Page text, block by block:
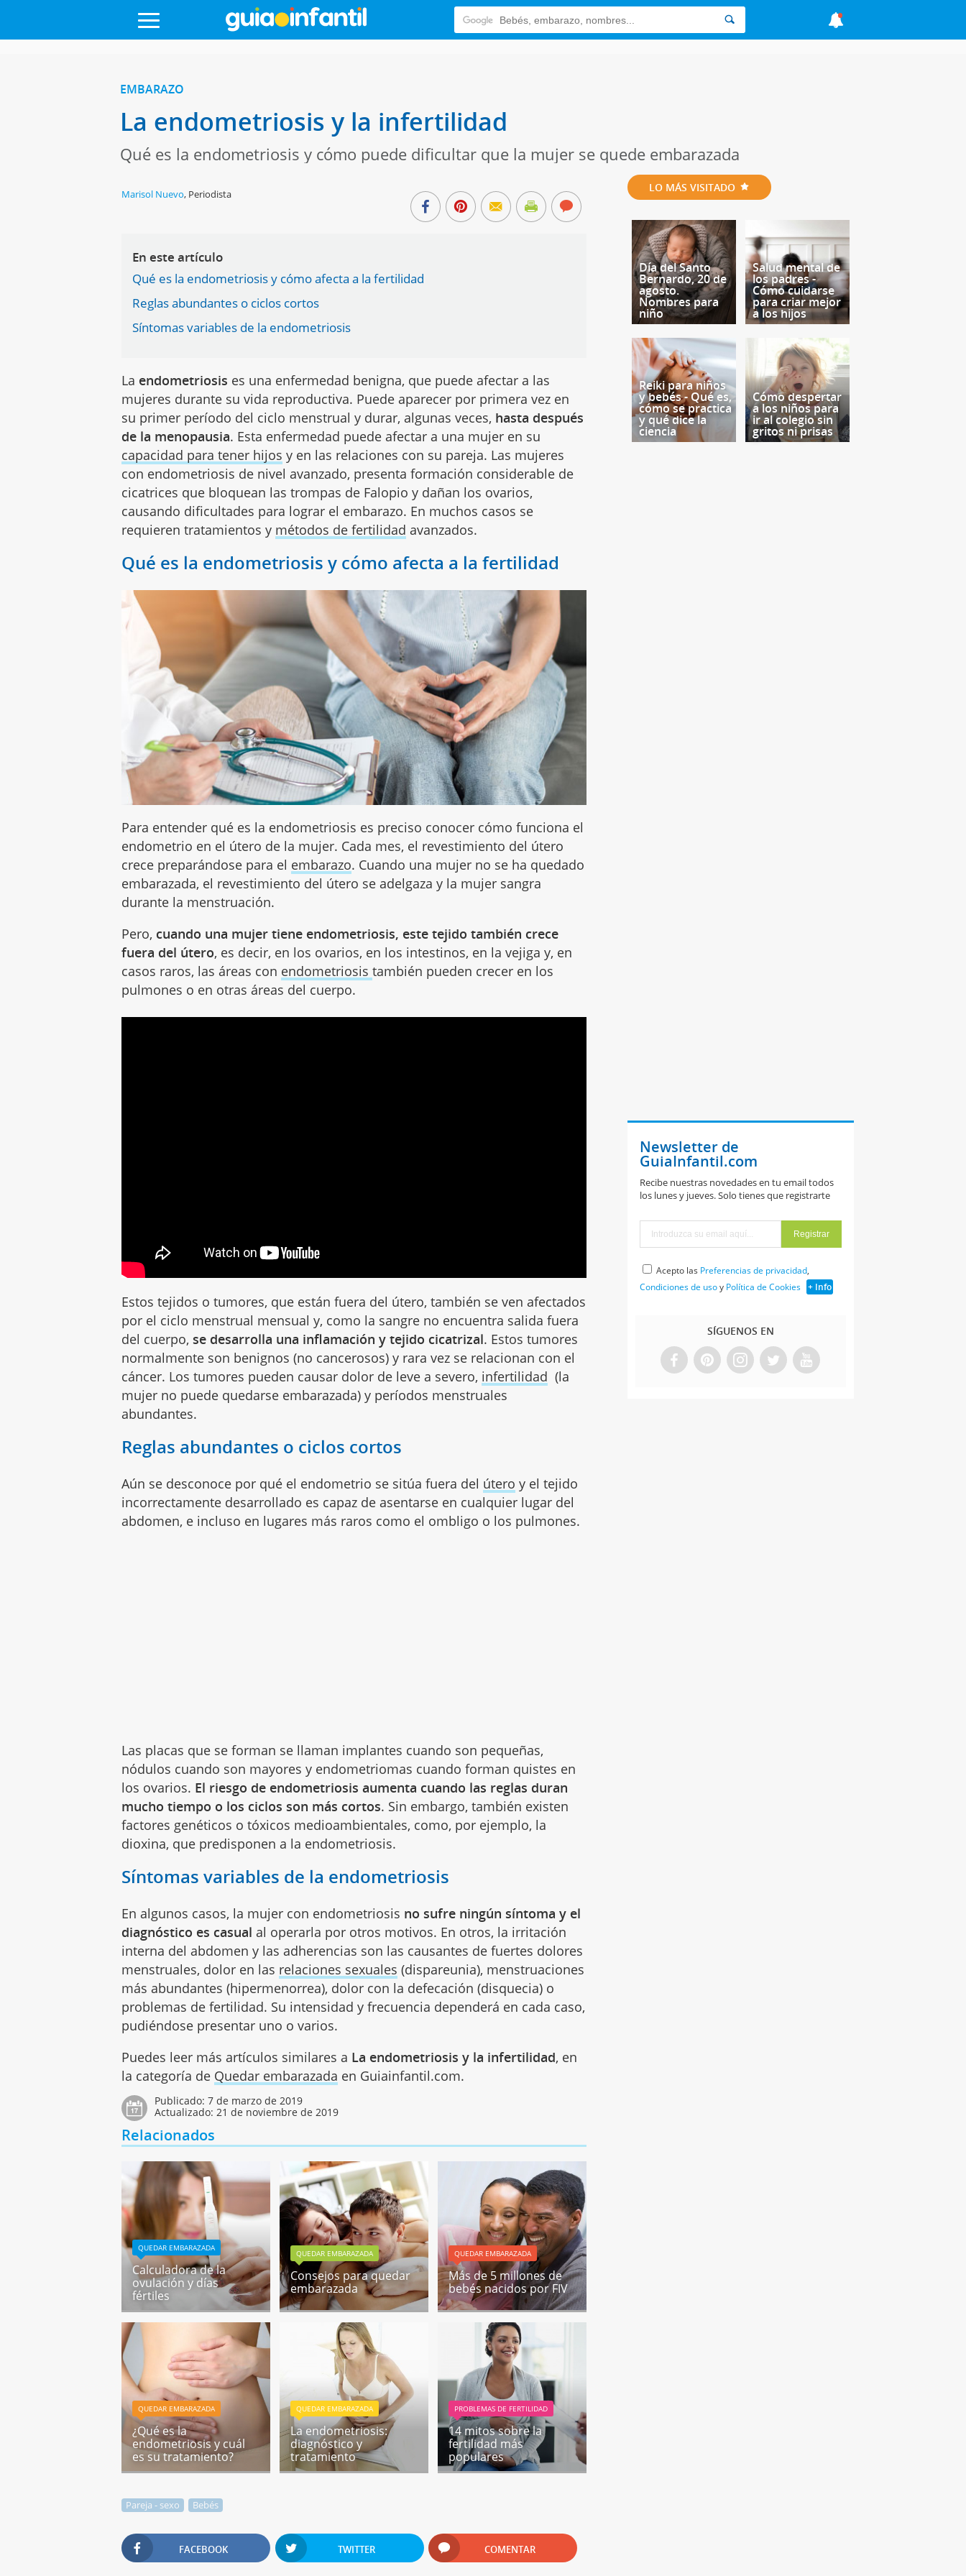
EMBARAZO
La endometriosis y la infertilidad
Qué es la endometriosis y cómo puede dificultar que la mujer se quede embarazada
Marisol Nuevo, Periodista
En este artículo
Qué es la endometriosis y cómo afecta a la fertilidad
Reglas abundantes o ciclos cortos
Síntomas variables de la endometriosis
La endometriosis es una enfermedad benigna, que puede afectar a las
mujeres durante su vida reproductiva. Puede aparecer por primera vez en
su primer período del ciclo menstrual y durar, algunas veces, hasta después
de la menopausia. Esta enfermedad puede afectar a una mujer en su
capacidad para tener hijos y en las relaciones con su pareja. Las mujeres
con endometriosis de nivel avanzado, presenta formación considerable de
cicatrices que bloquean las trompas de Falopio y dañan los ovarios,
causando dificultades para lograr el embarazo. En muchos casos se
requieren tratamientos y métodos de fertilidad avanzados.
Qué es la endometriosis y cómo afecta a la fertilidad
Para entender qué es la endometriosis es preciso conocer cómo funciona el
endometrio en el útero de la mujer. Cada mes, el revestimiento del útero
crece preparándose para el embarazo. Cuando una mujer no se ha quedado
embarazada, el revestimiento del útero se adelgaza y la mujer sangra
durante la menstruación.
Pero, cuando una mujer tiene endometriosis, este tejido también crece
fuera del útero, es decir, en los ovarios, en los intestinos, en la vejiga y, en
casos raros, las áreas con endometriosistambién pueden crecer en los
pulmones o en otras áreas del cuerpo.
Estos tejidos o tumores, que están fuera del útero, también se ven afectados
por el ciclo menstrual mensual y, como la sangre no encuentra salida fuera
del cuerpo,se desarrolla una inflamación y tejido cicatrizal. Estos tumores
normalmente son benignos (no cancerosos) y rara vez se relacionan con el
cáncer. Los tumores pueden causar dolor de leve a severo, infertilidad (la
mujer no puede quedarse embarazada) y períodos menstruales
abundantes.
Reglas abundantes o ciclos cortos
Aún se desconoce por qué el endometrio se sitúa fuera del útero y el tejido
incorrectamente desarrollado es capaz de asentarse en cualquier lugar del
abdomen, e incluso en lugares más raros como el ombligo o los pulmones.
Las placas que se forman se llaman implantes cuando son pequeñas,
nódulos cuando son mayores y endometriomas cuando forman quistes en
los ovarios. El riesgo de endometriosis aumenta cuando las reglas duran
mucho tiempo o los ciclos son más cortos. Sin embargo, también existen
factores genéticos o tóxicos medioambientales, como, por ejemplo, la
dioxina, que predisponen a la endometriosis.
Síntomas variables de la endometriosis
En algunos casos, la mujer con endometriosis no sufre ningún síntoma y el
diagnóstico es casual al operarla por otros motivos. En otros, la irritación
interna del abdomen y las adherencias son las causantes de fuertes dolores
menstruales, dolor en las relaciones sexuales (dispareunia), menstruaciones
más abundantes (hipermenorrea), dolor con la defecación (disquecia) o
problemas de fertilidad. Su intensidad y frecuencia dependerá en cada caso,
pudiéndose presentar uno o varios.
Puedes leer más artículos similares a La endometriosis y la infertilidad, en
la categoría de Quedar embarazada en Guiainfantil.com.
Publicado:7 de marzo de 2019
Actualizado:21 de noviembre de 2019
Relacionados
QUEDAR EMBARAZADA
Calculadora de la
ovulación y días
fértiles
QUEDAR EMBARAZADA
Consejos para quedar
embarazada
QUEDAR EMBARAZADA
Más de 5 millones de
bebés nacidos por FIV
QUEDAR EMBARAZADA
¿Qué es la
endometriosis y cuál
es su tratamiento?
QUEDAR EMBARAZADA
La endometriosis:
diagnóstico y
tratamiento
PROBLEMAS DE FERTILIDAD
14 mitos sobre la
fertilidad más
populares
Pareja - sexo Bebés
FACEBOOK TWITTER COMENTAR
LO MÁS VISITADO
Día del Santo
Bernardo, 20 de
agosto.
Nombres para
niño
Salud mental de
los padres -
Cómo cuidarse
para criar mejor
a los hijos
Reiki para niños
y bebés - Qué es,
cómo se practica
y qué dice la
ciencia
Cómo despertar
a los niños para
ir al colegio sin
gritos ni prisas
Newsletter de
GuiaInfantil.com
Recibe nuestras novedades en tu email todos
los lunes y jueves. Solo tienes que registrarte
Acepto las Preferencias de privacidad,
Condiciones de usoy Política de Cookies + Info
SÍGUENOS EN